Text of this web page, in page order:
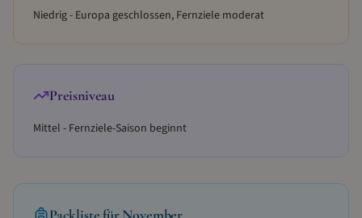
Niedrig - Europa geschlossen, Fernziele moderat
Preisniveau
Mittel - Fernziele-Saison beginnt